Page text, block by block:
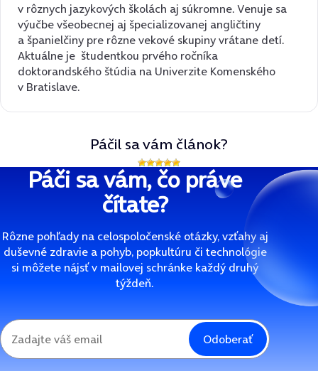
v rôznych jazykových školách aj súkromne. Venuje sa
výučbe všeobecnej aj špecializovanej angličtiny
a španielčiny pre rôzne vekové skupiny vrátane detí.
Aktuálne je študentkou prvého ročníka
doktorandského štúdia na Univerzite Komenského
v Bratislave.
Páčil sa vám článok?
Páči sa vám, čo práve
čítate?
Rôzne pohľady na celospoločenské otázky, vzťahy aj
duševné zdravie a pohyb, popkultúru či technológie
si môžete nájsť v mailovej schránke každý druhý
týždeň.
Odoberať